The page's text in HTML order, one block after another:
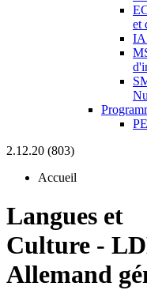
et
IA
2.12.20 (803)
Accueil
Langues et
Culture -
Allemand